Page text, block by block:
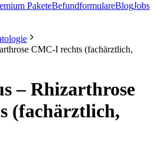
PaketeBefundformulareBlogJobs
CMC-I rechts (fachärztlich,
– Rhizarthrose
(fachärztlich,